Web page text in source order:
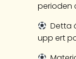
perioden
Detta
upp ert